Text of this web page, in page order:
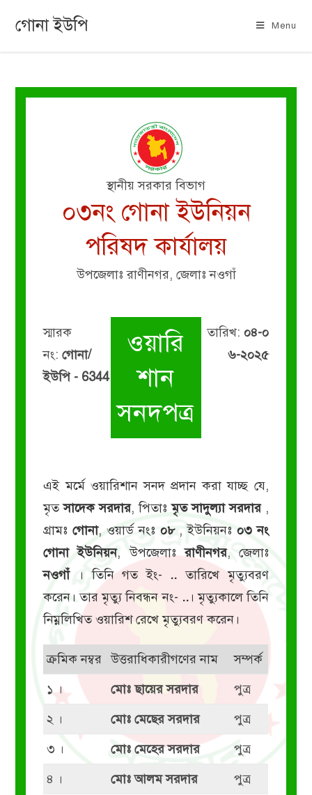
গোনা ইউপি Menu
স্থানীয় সরকার বিভাগ
০৩নং গোনা ইউনিয়ন
পরিষদ কার্যালয়
উপজেলাঃ রাণীনগর, জেলাঃ নওগাঁ
স্মারক
নং:গোনা/
ইউপি - 6344
ওয়ারি
শান
সনদপত্র
তারিখ: ০৪-০
৬-২০২৫
এই মর্মে ওয়ারিশান সনদ প্রদান করা যাচ্ছ যে,
মৃতসাদেক সরদার, পিতাঃমৃত সাদুল্যা সরদার,
গ্রামঃগোনা, ওয়ার্ড নংঃ ০৮ , ইউনিয়নঃ ০৩ নং
গোনা ইউনিয়ন, উপজেলাঃরাণীনগর, জেলাঃ
নওগাঁ। তিনি গত ইং- ..তারিখে মৃত্যুবরণ
করেন। তার মৃত্যু নিবন্ধন নং- ..। মৃত্যুকালে তিনি
নিম্নলিখিত ওয়ারিশ রেখে মৃত্যুবরণ করেন।
ক্রমিক নম্বর উত্তরাধিকারীগণের নাম
সম্পর্ক
১ ।
মোঃ ছায়ের সরদার
পুত্র
২ ।
মোঃ মেছের সরদার
পুত্র
৩ ।
মোঃ মেহের সরদার
পুত্র
৪ ।
মোঃ আলম সরদার
পুত্র